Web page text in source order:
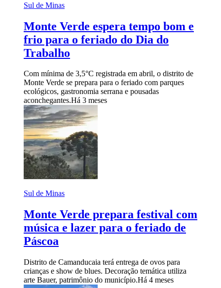
Sul de Minas
Monte Verde espera tempo bom e
frio para o feriado do Dia do
Trabalho
Com mínima de 3,5°C registrada em abril, o distrito de
Monte Verde se prepara para o feriado com parques
ecológicos, gastronomia serrana e pousadas
aconchegantes.Há 3 meses
Sul de Minas
Monte Verde prepara festival com
música e lazer para o feriado de
Páscoa
Distrito de Camanducaia terá entrega de ovos para
crianças e show de blues. Decoração temática utiliza
arte Bauer, patrimônio do município.Há 4 meses